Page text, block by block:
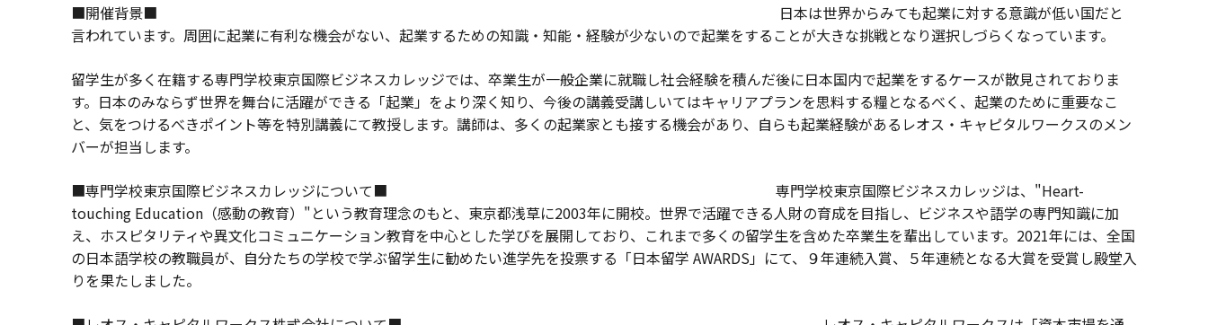
■開催背景■ 日本は世界からみても起業に対する意識が低い国だと
言われています。周囲に起業に有利な機会がない、起業するための知識・知能・経験が少ないので起業をすることが大きな挑戦となり選択しづらくなっています。
留学生が多く在籍する専門学校東京国際ビジネスカレッジでは、卒業生が一般企業に就職し社会経験を積んだ後に日本国内で起業をするケースが散見されておりま
す。日本のみならず世界を舞台に活躍ができる「起業」をより深く知り、今後の講義受講しいてはキャリアプランを思料する糧となるべく、起業のために重要なこ
と、気をつけるべきポイント等を特別講義にて教授します。講師は、多くの起業家とも接する機会があり、自らも起業経験があるレオス・キャピタルワークスのメン
バーが担当します。
■専門学校東京国際ビジネスカレッジについて■ 専門学校東京国際ビジネスカレッジは、"Heart-
touching Education（感動の教育）"という教育理念のもと、東京都浅草に2003年に開校。世界で活躍できる人財の育成を目指し、ビジネスや語学の専門知識に加
え、ホスピタリティや異文化コミュニケーション教育を中心とした学びを展開しており、これまで多くの留学生を含めた卒業生を輩出しています。2021年には、全国
の日本語学校の教職員が、自分たちの学校で学ぶ留学生に勧めたい進学先を投票する 「日本留学 AWARDS」 にて、９年連続入賞、５年連続となる大賞を受賞し殿堂入
りを果たしました。